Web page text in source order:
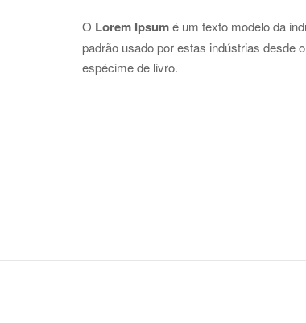
O Lorem Ipsumé um texto modelo da
padrão usado por estas indústrias desde
espécime de livro.